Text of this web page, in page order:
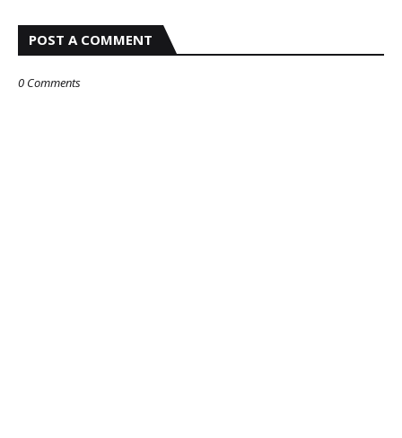
POST A COMMENT
0 Comments